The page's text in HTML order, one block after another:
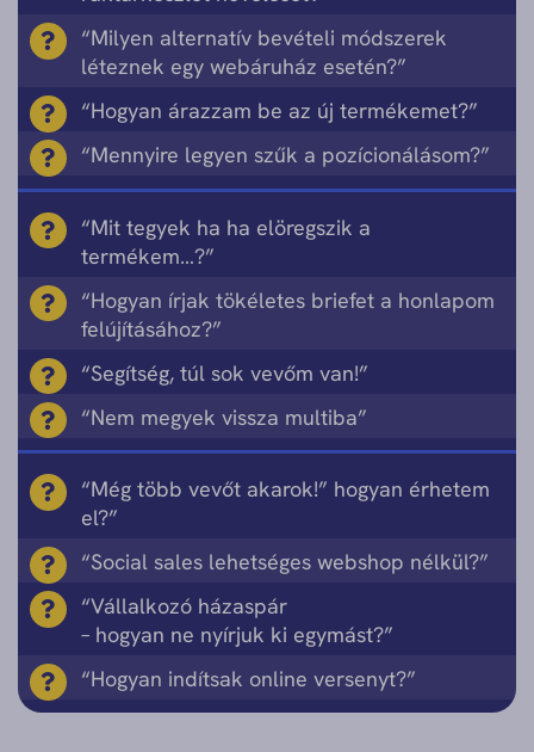
“Milyen alternatív bevételi módszerek
léteznek egy webáruház esetén?”
“Hogyan árazzam be az új termékemet?”
“Mennyire legyen szűk a pozícionálásom?”
“Mit tegyek ha ha elöregszik a
termékem…?”
“Hogyan írjak tökéletes briefet a honlapom
felújításához?”
“Segítség, túl sok vevőm van!”
“Nem megyek vissza multiba”
“Még több vevőt akarok!” hogyan érhetem
el?”
“Social sales lehetséges webshop nélkül?”
“Vállalkozó házaspár
– hogyan ne nyírjuk ki egymást?”
“Hogyan indítsak online versenyt?”